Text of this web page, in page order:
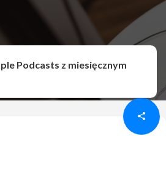
Podcasts z miesięcznym